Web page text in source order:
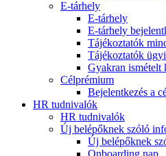
E-tárhely
E-tárhely
E-tárhely
Tájékoztatók
Tájékoztatók
Gyakran ismételt
Célprémium
Bejelentkezés a
HR tudnivalók
HR tudnivalók
Új belépőknek szóló
Új belépőknek
Onboarding nap